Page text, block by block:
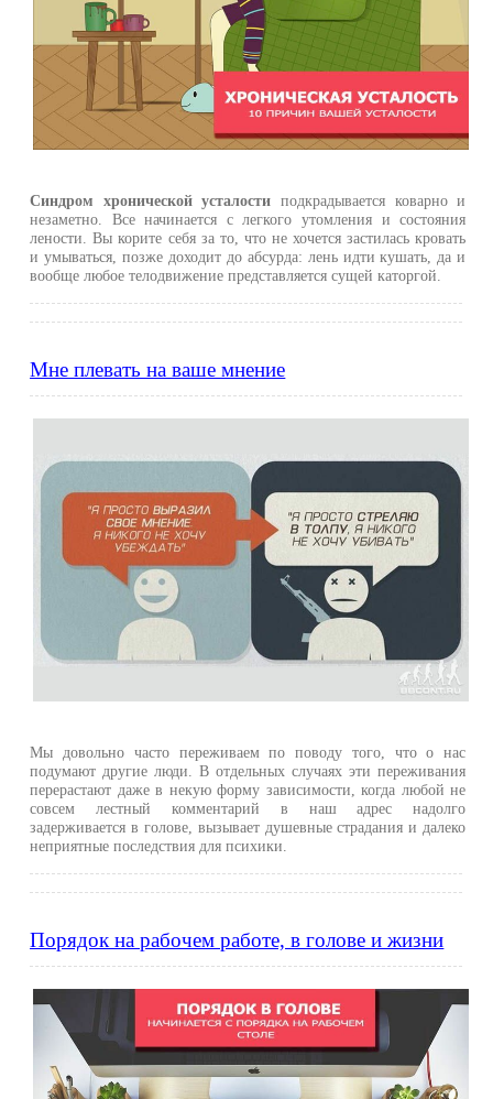
Синдром хронической усталости подкрадывается коварно и
незаметно. Все начинается с легкого утомления и состояния
лености. Вы корите себя за то, что не хочется застилась кровать
и умываться, позже доходит до абсурда: лень идти кушать, да и
вообще любое телодвижение представляется сущей каторгой.
Мне плевать на ваше мнение
Мы довольно часто переживаем по поводу того, что о нас
подумают другие люди. В отдельных случаях эти переживания
перерастают даже в некую форму зависимости, когда любой не
совсем лестный комментарий в наш адрес надолго
задерживается в голове, вызывает душевные страдания и далеко
неприятные последствия для психики.
Порядок на рабочем работе, в голове и жизни